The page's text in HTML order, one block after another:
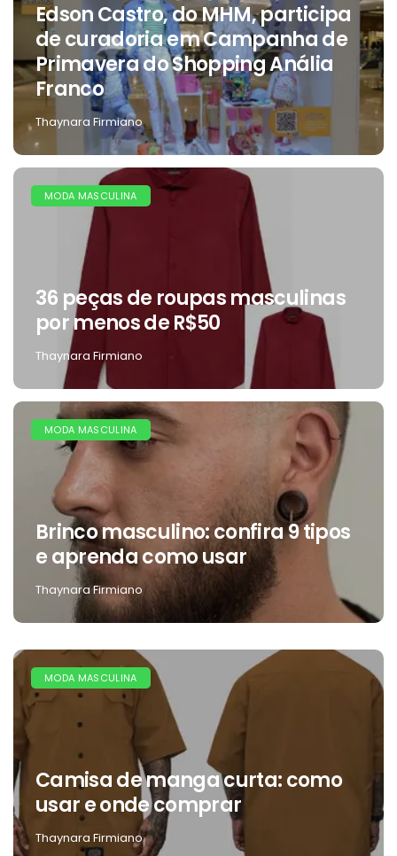
Edson Castro, do MHM, participa
de curadoria em Campanha de
Primavera do Shopping Anália
Franco
Thaynara Firmiano
MODA MASCULINA
36 peças de roupas masculinas
por menos de R$50
Thaynara Firmiano
MODA MASCULINA
Brinco masculino: confira 9 tipos
e aprenda como usar
Thaynara Firmiano
MODA MASCULINA
Camisa de manga curta: como
usar e onde comprar
Thaynara Firmiano